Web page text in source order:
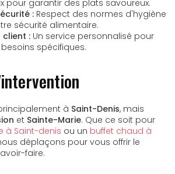
pour garantir des plats savoureux.
: Respect des normes d'hygiène
sécurité alimentaire.
client : Un service personnalisé pour
spécifiques.
à Saint-Denis, mais
et Sainte-Marie. Que ce soit pour
à Saint-denis ou un buffet chaud à
déplaçons pour vous offrir le
faire.